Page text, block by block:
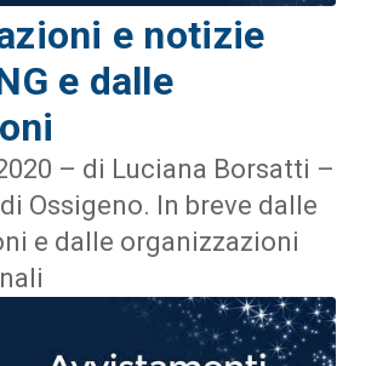
e notizie
e dalle
– di Luciana Borsatti –
Ossigeno. In breve dalle
e dalle organizzazioni